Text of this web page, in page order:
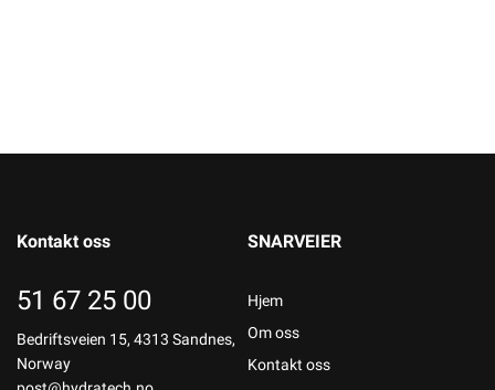
Kontakt oss
51 67 25 00
Bedriftsveien 15, 4313 Sandnes,
Norway
SNARVEIER
Hjem
Om oss
Kontakt oss